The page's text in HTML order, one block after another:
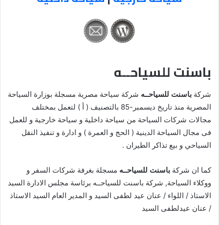
باسنت للسياحــه
شركة باسنت للسياحــه شركة سياحة مصرية مسجلة بوزارة السياحة
المصرية منذ تاريخ ديسمبر-85 بالتصنيف ( أ ) لتعمل بمختلف
مجالات شركات السياحة من سياحة داخلية و سياحة خارجية و للعمل
فى مجال السياحة الدينية ( الحج و العمرة ) و ادارة و تنفيذ النقل
السياحي و بيع تذاكر الطيران .
كما ان شركة باسنت للسياحــه مسجلة بغرفة شركات السفر و
ووكلاء السياحة, شركة باسنت للسياحــه برئاسة مجلس الادارة السيد
الاستاذ / اللواء / عنان عيد لطفى السيد و المدير العام السيد الاستاذ
/ عنان عيدلطفى السيد